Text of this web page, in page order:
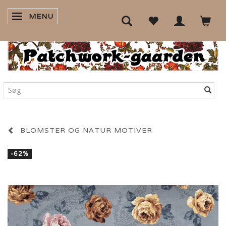
SKIFTE NAVIGATION
MENU
BLOMSTER OG NATUR MOTIVER
-62%